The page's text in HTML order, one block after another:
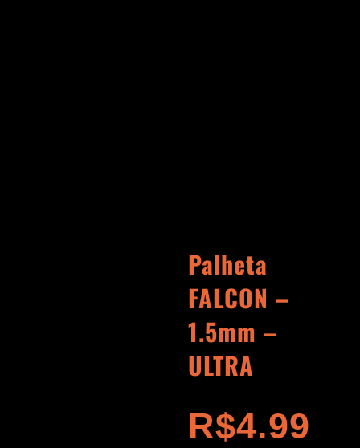
Palheta
FALCON –
1.5mm –
ULTRA
R$4.99